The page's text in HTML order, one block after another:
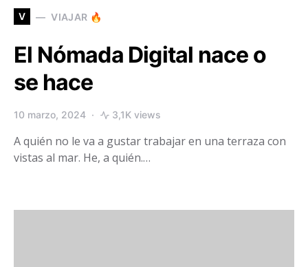
V VIAJAR 🔥
El Nómada Digital nace o
se hace
10 marzo, 2024 3,1K views
A quién no le va a gustar trabajar en una terraza con
vistas al mar. He, a quién.…